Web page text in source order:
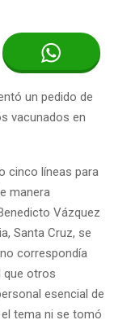
un pedido de
vacunados en
cinco líneas para
manera
Vázquez
Santa Cruz, se
correspondía
que otros
esencial de
tema ni se tomó